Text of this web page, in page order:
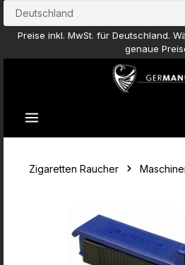
Zum Hauptinhalt springen
Preise inkl. MwSt. für Deutschland.
genaue
Zigaretten Raucher